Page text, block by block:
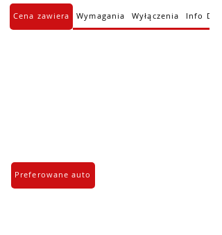
Cena zawiera Wymagania Wyłączenia Info
Preferowane auto